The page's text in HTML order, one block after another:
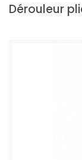
Dérouleur